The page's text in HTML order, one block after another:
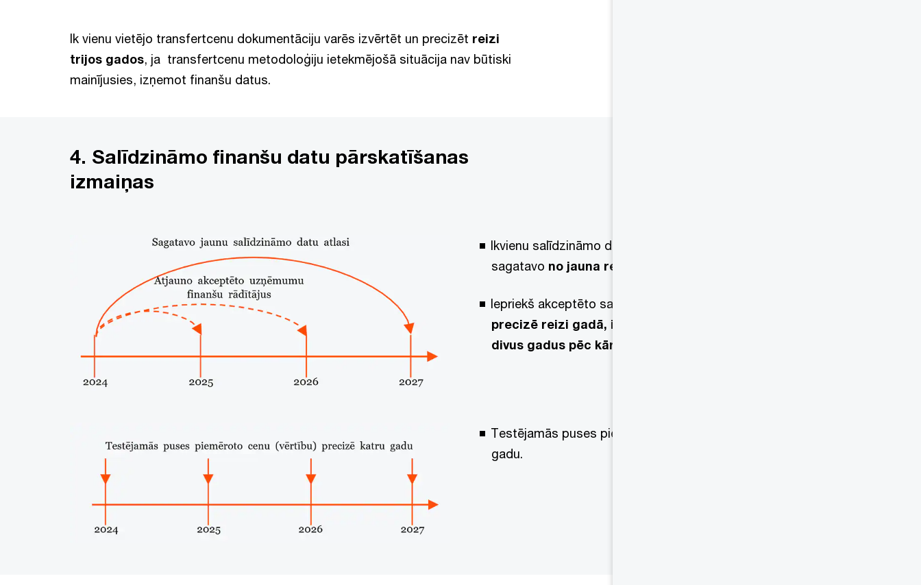
Ik vienu vietējo transfertcenu dokumentāciju varēs izvērtēt un precizēt reizi
trijos gados, ja transfertcenu metodoloģiju ietekmējošā situācija nav būtiski
mainījusies, izņemot finanšu datus.
4. Salīdzināmo finanšu datu pārskatīšanas
izmaiņas
Ikvienu salīdzināmo datu atlasi (benchmarking study)
sagatavo no jauna reizi trijos gados
Iepriekš akceptēto salīdzināmo datu finanšu rādītājus
precizē reizi gadā, izmantojot roll-forward pieeju
divus gadus pēc kārtas.
Testējamās puses piemēroto cenu (vērtību) precizē katru
gadu.